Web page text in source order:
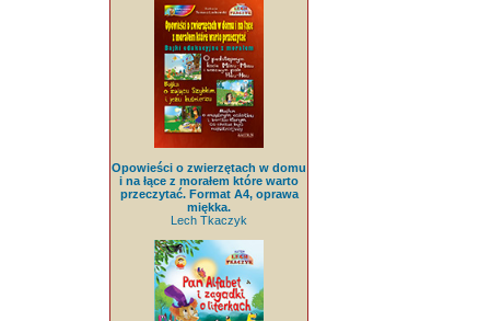
Opowieści o zwierzętach w domu
i na łące z morałem które warto
przeczytać. Format A4, oprawa
miękka.
Lech Tkaczyk